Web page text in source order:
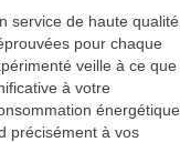
service de haute qualité,
pour chaque
veille à ce que
à votre
énergétique
précisément à vos